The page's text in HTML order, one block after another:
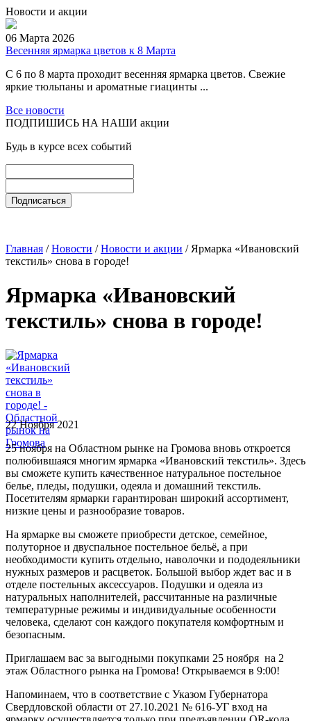
Новости и акции
06 Марта 2026
Весенняя ярмарка цветов к 8 Марта
С 6 по 8 марта проходит весенняя ярмарка цветов. Свежие
яркие тюльпаны и ароматные гиацинты ...
Все новости
ПОДПИШИСЬ НА НАШИ акции
Будь в курсе всех событий
Главная /Новости /Новости и акции / Ярмарка «Ивановский
текстиль» снова в городе!
Ярмарка «Ивановский
текстиль» снова в городе!
22 Ноября 2021
25 ноября на Областном рынке на Громова вновь откроется
полюбившаяся многим ярмарка «Ивановский текстиль». Здесь
вы сможете купить качественное натуральное постельное
белье, пледы, подушки, одеяла и домашний текстиль.
Посетителям ярмарки гарантирован широкий ассортимент,
низкие цены и разнообразие товаров.
На ярмарке вы сможете приобрести детское, семейное,
полуторное и двуспальное постельное бельё, а при
необходимости купить отдельно, наволочки и пододеяльники
нужных размеров и расцветок. Большой выбор ждет вас и в
отделе постельных аксессуаров. Подушки и одеяла из
натуральных наполнителей, рассчитанные на различные
температурные режимы и индивидуальные особенности
человека, сделают сон каждого покупателя комфортным и
безопасным.
Приглашаем вас за выгодными покупками 25 ноября на 2
этаж Областного рынка на Громова! Открываемся в 9:00!
Напоминаем, что в соответствие с Указом Губернатора
Свердловской области от 27.10.2021 № 616-УГ вход на